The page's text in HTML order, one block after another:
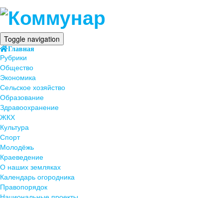
Toggle navigation
Главная
Рубрики
Общество
Экономика
Сельское хозяйство
Образование
Здравоохранение
ЖКХ
Культура
Спорт
Молодёжь
Краеведение
О наших земляках
Календарь огородника
Правопорядок